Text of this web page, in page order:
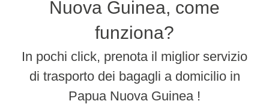
Nuova Guinea, come
funziona?
In pochi click, prenota il miglior servizio
di trasporto dei bagagli a domicilio in
Papua Nuova Guinea !